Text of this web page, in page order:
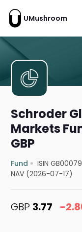
UMushroom
Schroder
Markets
GBP
Fund ISIN
NAV (2026-07-17)
GBP 3.77 -